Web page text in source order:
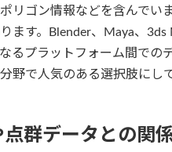
リゴン情報などを含んでい
ます。Blender、Maya、
るプラットフォーム間での
野で人気のある選択肢にし
点群データとの関